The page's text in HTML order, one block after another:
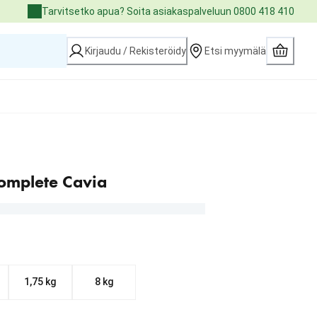
Tarvitsetko apua? Soita asiakaspalveluun 0800 418 410
Kirjaudu / Rekisteröidy Etsi myymälä
Cavia
1,75 kg 8 kg